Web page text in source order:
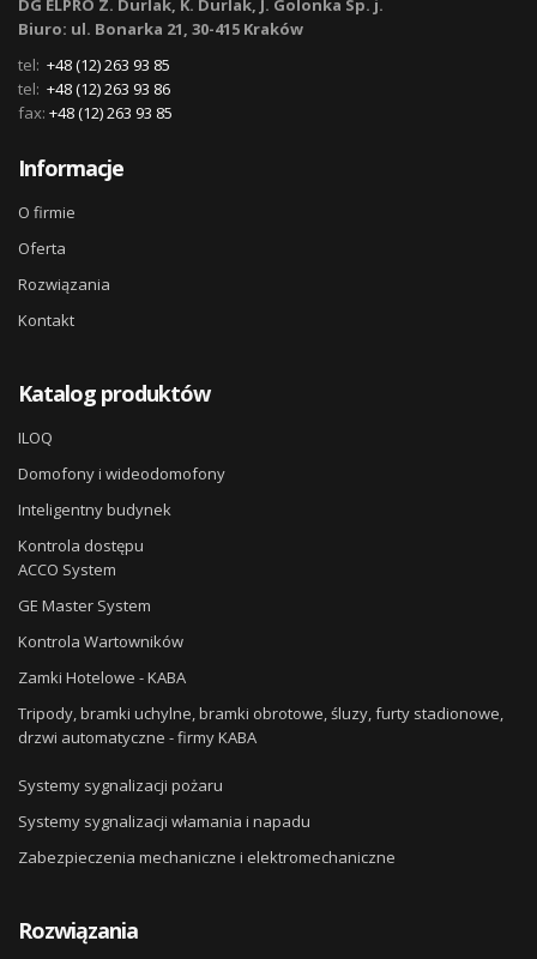
DG ELPRO Z. Durlak, K. Durlak, J. Golonka Sp. j.
Biuro: ul. Bonarka 21, 30-415 Kraków
tel: +48 (12) 263 93 85
tel: +48 (12) 263 93 86
fax: +48 (12) 263 93 85
Informacje
O firmie
Oferta
Rozwiązania
Kontakt
Katalog produktów
ILOQ
Domofony i wideodomofony
Inteligentny budynek
Kontrola dostępu
ACCO System
GE Master System
Kontrola Wartowników
Zamki Hotelowe - KABA
Tripody, bramki uchylne, bramki obrotowe, śluzy, furty stadionowe,
drzwi automatyczne - firmy KABA
Systemy sygnalizacji pożaru
Systemy sygnalizacji włamania i napadu
Zabezpieczenia mechaniczne i elektromechaniczne
Rozwiązania